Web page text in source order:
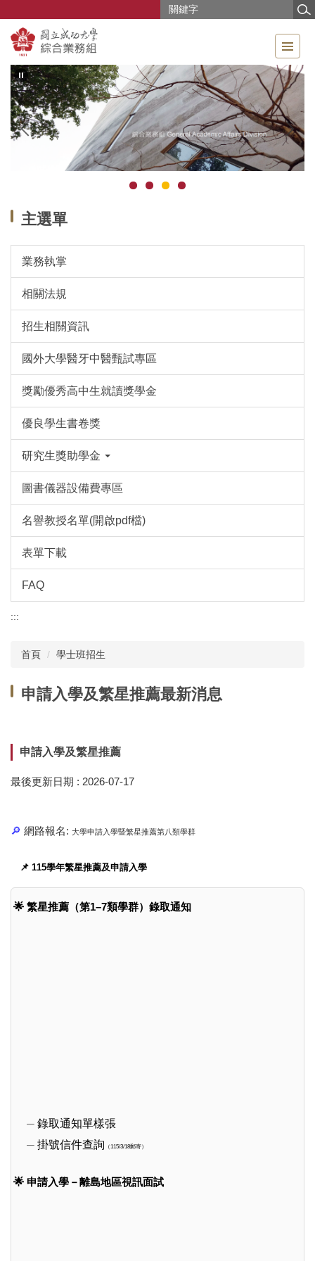
主
要
內
容
區
主選單
業務執掌
相關法規
招生相關資訊
國外大學醫牙中醫甄試專區
獎勵優秀高中生就讀獎學金
優良學生書卷獎
研究生獎助學金
圖書儀器設備費專區
名譽教授名單(開啟pdf檔)
表單下載
FAQ
:::
首頁 學士班招生
申請入學及繁星推薦最新消息
申請入學及繁星推薦
最後更新日期 : 2026-07-17
🔎 網路報名: 大學申請入學暨繁星推薦第八類學群
📌 115學年繁星推薦及申請入學
🌟 繁星推薦（第1–7類學群）錄取通知
錄取通知單樣張
掛號信件查詢
（115/3/18郵寄）
🌟 申請入學－離島地區視訊面試